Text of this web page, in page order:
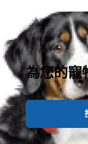
為您的寵